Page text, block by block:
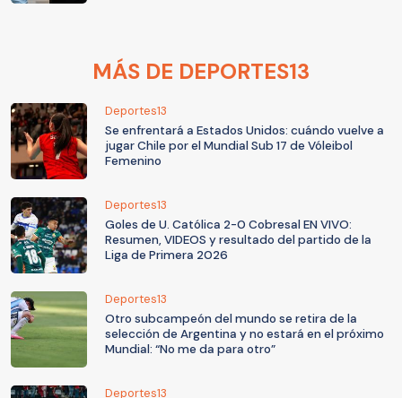
MÁS DE DEPORTES13
Deportes13
Se enfrentará a Estados Unidos: cuándo vuelve a
jugar Chile por el Mundial Sub 17 de Vóleibol
Femenino
Deportes13
Goles de U. Católica 2-0 Cobresal EN VIVO:
Resumen, VIDEOS y resultado del partido de la
Liga de Primera 2026
Deportes13
Otro subcampeón del mundo se retira de la
selección de Argentina y no estará en el próximo
Mundial: “No me da para otro”
Deportes13